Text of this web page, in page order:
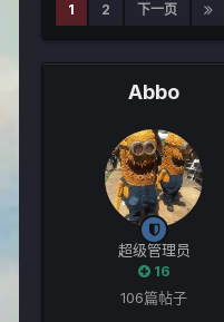
1 2 下一页
Abbo
超级管理员
16
106篇帖子